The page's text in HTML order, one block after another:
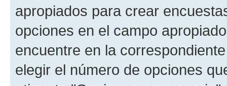
apropiados para crear
opciones en el campo
encuentre en la
elegir el número de opciones